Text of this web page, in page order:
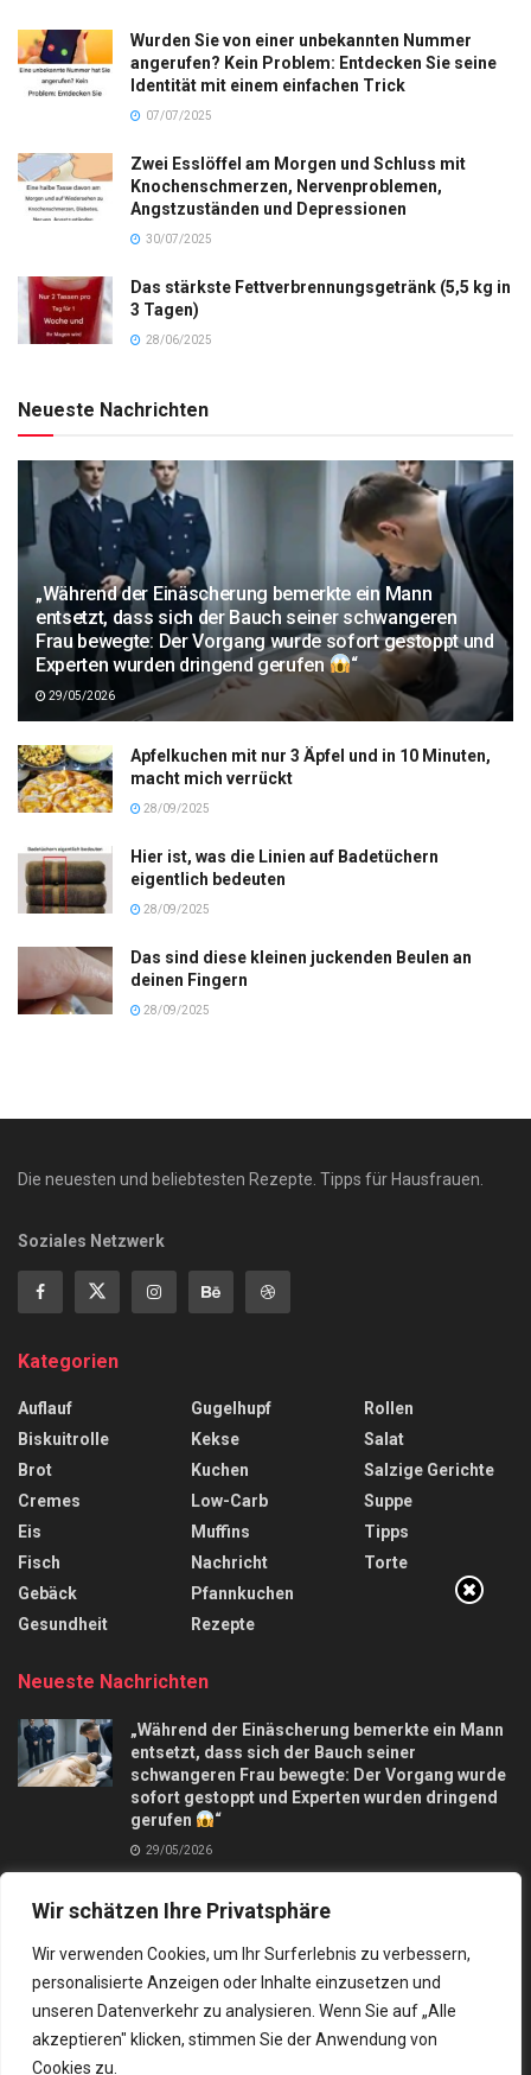
Wir schätzen Ihre Privatsphäre
Wir verwenden Cookies, um Ihr Surferlebnis zu verbessern,
personalisierte Anzeigen oder Inhalte einzusetzen und
unseren Datenverkehr zu analysieren. Wenn Sie auf „Alle
akzeptieren" klicken, stimmen Sie der Anwendung von
Cookies zu.
Wurden Sie von einer unbekannten Nummer
angerufen? Kein Problem: Entdecken Sie seine
Identität mit einem einfachen Trick
07/07/2025
Zwei Esslöffel am Morgen und Schluss mit
Knochenschmerzen, Nervenproblemen,
Angstzuständen und Depressionen
30/07/2025
Das stärkste Fettverbrennungsgetränk (5,5 kg in
3 Tagen)
28/06/2025
Neueste Nachrichten
„Während der Einäscherung bemerkte ein Mann
entsetzt, dass sich der Bauch seiner schwangeren
Frau bewegte: Der Vorgang wurde sofort gestoppt und
Experten wurden dringend gerufen
“
29/05/2026
Apfelkuchen mit nur 3 Äpfel und in 10 Minuten,
macht mich verrückt
28/09/2025
Hier ist, was die Linien auf Badetüchern
eigentlich bedeuten
28/09/2025
Das sind diese kleinen juckenden Beulen an
deinen Fingern
28/09/2025
Die neuesten und beliebtesten Rezepte. Tipps für Hausfrauen.
Soziales Netzwerk
Kategorien
Auflauf
Biskuitrolle
Brot
Cremes
Eis
Fisch
Gebäck
Gesundheit
Gugelhupf
Kekse
Kuchen
Low-Carb
Muffins
Nachricht
Pfannkuchen
Rezepte
Rollen
Salat
Salzige Gerichte
Suppe
Tipps
Torte
Neueste Nachrichten
„Während der Einäscherung bemerkte ein Mann
entsetzt, dass sich der Bauch seiner
schwangeren Frau bewegte: Der Vorgang wurde
sofort gestoppt und Experten wurden dringend
gerufen
“
29/05/2026
Apfelkuchen mit nur 3 Äpfel und in 10 Minuten,
macht mich verrückt
28/09/2025